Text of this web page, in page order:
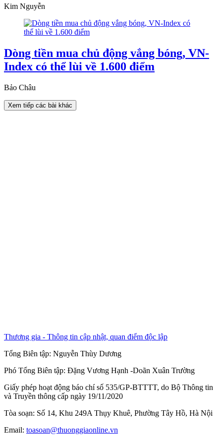
Kim Nguyễn
Dòng tiền mua chủ động vắng bóng, VN-
Index có thể lùi về 1.600 điểm
Bảo Châu
Xem tiếp các bài khác
Thương gia - Thông tin cập nhật, quan điểm độc lập
Tổng Biên tập: Nguyễn Thùy Dương
Phó Tổng Biên tập: Đặng Vương Hạnh -Doãn Xuân Trường
Giấy phép hoạt động báo chí số 535/GP-BTTTT, do Bộ Thông tin
và Truyền thông cấp ngày 19/11/2020
Tòa soạn: Số 14, Khu 249A Thụy Khuê, Phường Tây Hồ, Hà Nội
Email: toasoan@thuonggiaonline.vn